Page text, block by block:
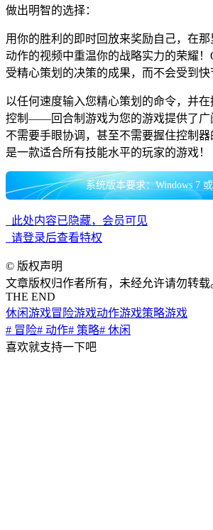
做出明智的选择：
用你的胜利的即时回放来奖励自己，在
动作的视频中重温你的战略实力的荣耀！
受精心策划的决策的成果，而不会受到快
以任何速度输入您精心策划的命令，并
控制——回合制游戏为您的游戏提供了广
不需要手眼协调，甚至不需要握住控制器
是一款适合所有技能水平的玩家的游戏！
系统版本要求：Windows 7
此处内容已隐藏，会员可见
请登录后查看特权
© 版权声明
文章版权归作者所有，未经允许请勿转载
THE END
休闲游戏冒险游戏动作游戏策略游戏
# 冒险# 动作# 策略# 休闲
喜欢就支持一下吧